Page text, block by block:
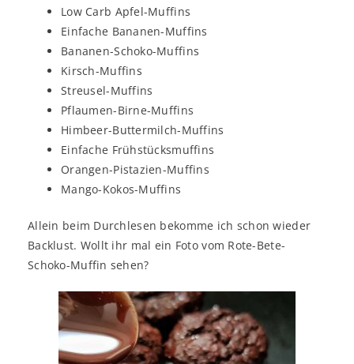
Low Carb Apfel-Muffins
Einfache Bananen-Muffins
Bananen-Schoko-Muffins
Kirsch-Muffins
Streusel-Muffins
Pflaumen-Birne-Muffins
Himbeer-Buttermilch-Muffins
Einfache Frühstücksmuffins
Orangen-Pistazien-Muffins
Mango-Kokos-Muffins
Allein beim Durchlesen bekomme ich schon wieder
Backlust. Wollt ihr mal ein Foto vom Rote-Bete-
Schoko-Muffin sehen?